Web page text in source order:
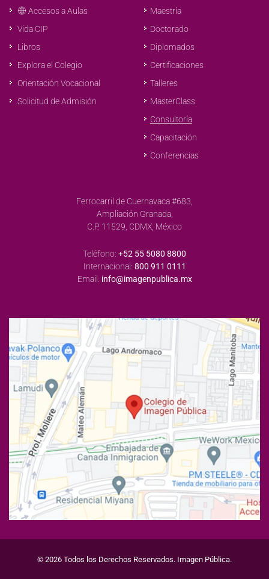
Accesos a Aulas
Vida CIP
Libros
Explora el Colegio
Orientación Vocacional
Solicitud de Admisión
Maestría
Doctorado
Diplomados
Certificaciones
Talleres
MasterClass
Consultoría
Capacitación
Conferencias
Ferrocarril de Cuernavaca #683,
Ampliación Granada,
C.P. 11529, CDMX, México
Teléfono: +52 55 5080 8800
Internacional: 800 911 0111
Email: info@imagenpublica.mx
© 2026 Todos los Derechos Reservados. Imagen Pública.